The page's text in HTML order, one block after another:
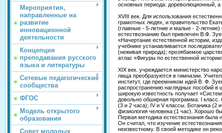
Мероприятия,
направленные на
развитие
инновационной
деятельности
Концепция
преподавания русского
языка и литературы
Сетевые педагогические
сообщества
ФГОС
Модель открытого
образования
Совет молодых
основных периода: дореволю­ционный,
XVIII век. Для использования
грамотных людях, и правительство
(главные - 5-летние и малые - 2-
естествознанию был привлечен В.Ф.
«Начертание естественной истории,
учебнике устанавливается
(неживая природа); прозябаемое
атлас «Фигуры по естественной
XIX век. учреждается министерст­во
лища преобразуются в гимназии.
институт, где преемником идей В. Ф.
распространению на­глядных пособий в
широкую известность получает
довольно обшир­ная программа: I
(3 и 2 часа); IV и V классы. Ботаника (2
физиология человека (1 час). Хорошо
Первая методика естествознания была
Он считал, что изучение
неизвест­ному. В своей методике он